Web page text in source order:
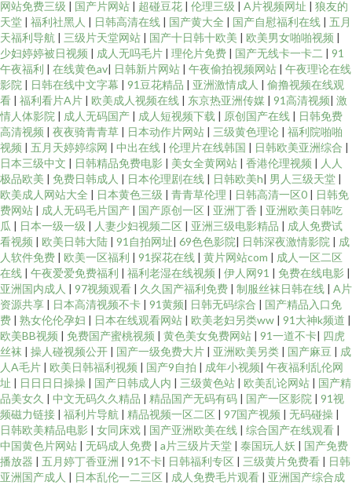
网站免费三级 | 国产片网站 | 超碰豆花 | 伦理三级 | A片视频网址 | 狼友的
天堂 | 福利社黑人 | 日韩高清在线 | 国产黄大全 | 国产自慰福利在线 | 五月
天福利导航 | 三级片天堂网站 | 国产十日韩十欧美 | 欧美男女啪啪视频 |
少妇婷婷被日视频 | 成人无吗毛片 | 理伦片免费 | 国产无线卡一卡二 | 91
午夜福利 | 在线黄色av| 日韩新片网站 | 午夜偷拍视频网站 | 午夜理论在线
影院 | 日韩在线中文字幕 | 91豆花精品 | 亚洲激情成人 | 偷撸视频在线观
看 | 福利看片A片 | 欧美成人视频在线 | 东京热亚洲传媒 | 91高清视频| 激
情人体影院 | 成人无码国产 | 成人短视频下载 | 原创国产在线 | 日韩免费
高清视频 | 夜夜骑青青草 | 日本动作片网站 | 三级黄色理论 | 福利院啪啪
视频 | 五月天婷婷综网 | 中出在线 | 伦理片在线韩国 | 日韩欧美亚洲综合 |
日本三级中文 | 日韩精品免费电影 | 美女全黄网站 | 香港伦理视频 | 人人
极品欧美 | 免费日韩成人 | 日本伦理剧在线 | 日韩欧美h| 男人三级天堂 |
欧美成人网站大全 | 日本黄色三级 | 青青草伦理 | 日韩高清一区0 | 日韩免
费网站 | 成人无码毛片国产 | 国产原创一区 | 亚洲丁香 | 亚洲欧美日韩吃
瓜 | 日本一级一级 | 人妻少妇视频二区 | 亚洲三级电影精品 | 成人免费试
看视频 | 欧美日韩大陆 | 91自拍网址| 69色色影院| 日韩深夜激情影院 | 成
人软件免费 | 欧美一区福利 | 91探花在线 | 黄片网站com | 成人一区二区
在线 | 午夜爱爱免费福利 | 福利老湿在线视频 | 伊人网91 | 免费在线电影 |
亚洲国内成人 | 97视频观看 | 久久国产福利免费 | 制服丝袜日韩在线 | A片
资源共享 | 日本高清视频不卡 | 91黄频| 日韩无码综合 | 国产精品入口免
费 | 熟女伦伦孕妇 | 日本在线观看网站 | 欧美老妇另类ww | 91大神k频道 |
欧美BB视频 | 免费国产蜜桃视频 | 黄色美女免费网站 | 91一道不卡| 四虎
丝袜 | 操人碰视频公开 | 国产一级免费大片 | 亚洲欧美另类 | 国产麻豆 | 成
人A毛片 | 欧美日韩福利视频 | 国产9自拍 | 成年小视频| 午夜福利乱伦网
址 | 日日日日操操 | 国产日韩成人内 | 三级黄色站 | 欧美乱论网站 | 国产精
品美女久 | 中文无码久久精品 | 精品国产无码有码 | 国产一区影院 | 91视
频磁力链接 | 福利片导航 | 精品视频一区二区 | 97国产视频 | 无码碰操 |
日韩欧美精品电影 | 女同床戏 | 国产亚洲欧美在线 | 综合国产在线观看 |
中国黄色片网站 | 无码成人免费 | a片三级片天堂 | 泰国玩人妖 | 国产免费
播放器 | 五月婷丁香亚洲 | 91不卡| 日韩福利专区 | 三级黄片免费看 | 日韩
亚洲国产成人 | 日本乱伦一二三区 | 成人免费毛片观看 | 亚洲国产综合成